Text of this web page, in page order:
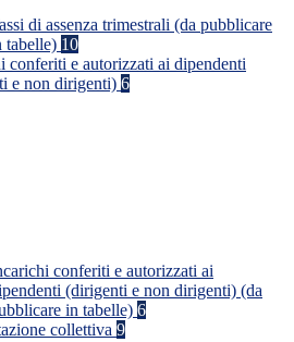
di assenza trimestrali (da pubblicare
tabelle) 10
conferiti e autorizzati ai dipendenti
e non dirigenti) 6
conferiti e autorizzati ai
(dirigenti e non dirigenti) (da
in tabelle) 6
collettiva 9